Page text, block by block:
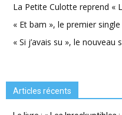
La Petite Culotte reprend «
« Et bam », le premier
« Si j’avais su », le nouveau
Articles récents